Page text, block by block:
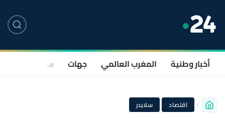
أخبار وطنية المغرب العالمي جهات سياسة
اقتصاد · سلايدر